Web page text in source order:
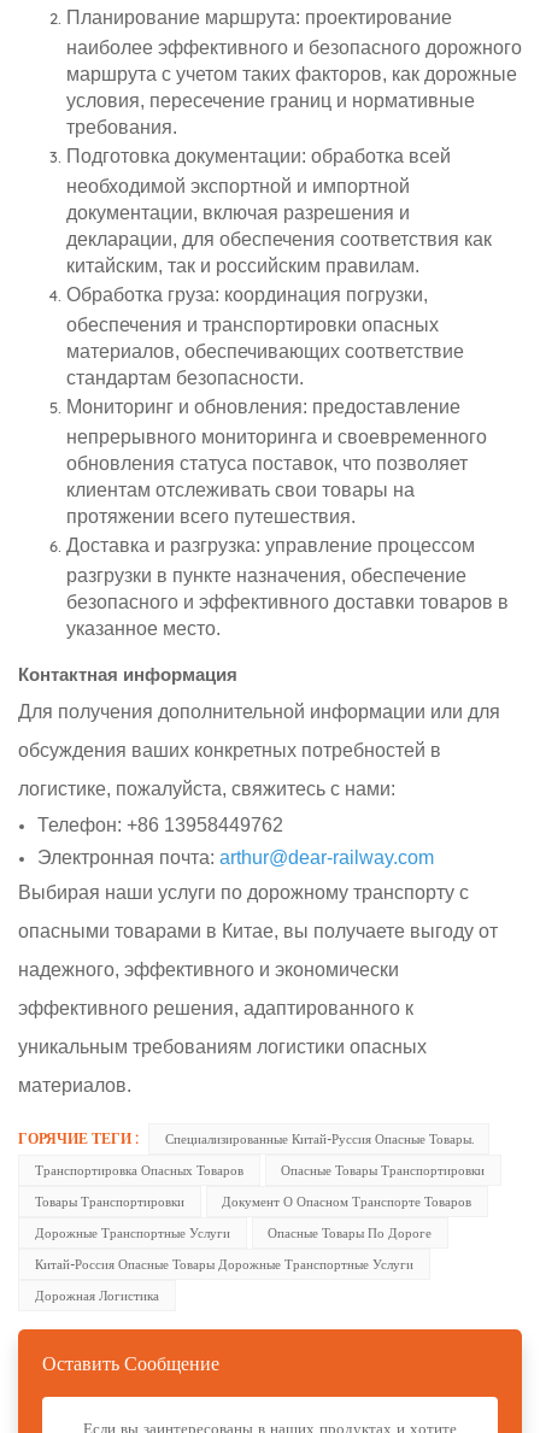
Планирование маршрута: проектирование
наиболее эффективного и безопасного дорожного
маршрута с учетом таких факторов, как дорожные
условия, пересечение границ и нормативные
требования.
Подготовка документации: обработка всей
необходимой экспортной и импортной
документации, включая разрешения и
декларации, для обеспечения соответствия как
китайским, так и российским правилам.
Обработка груза: координация погрузки,
обеспечения и транспортировки опасных
материалов, обеспечивающих соответствие
стандартам безопасности.
Мониторинг и обновления: предоставление
непрерывного мониторинга и своевременного
обновления статуса поставок, что позволяет
клиентам отслеживать свои товары на
протяжении всего путешествия.
Доставка и разгрузка: управление процессом
разгрузки в пункте назначения, обеспечение
безопасного и эффективного доставки товаров в
указанное место.
Контактная информация
Для получения дополнительной информации или для
обсуждения ваших конкретных потребностей в
логистике, пожалуйста, свяжитесь с нами:
Телефон: +86 13958449762
Электронная почта: arthur@dear-railway.com
Выбирая наши услуги по дорожному транспорту с
опасными товарами в Китае, вы получаете выгоду от
надежного, эффективного и экономически
эффективного решения, адаптированного к
уникальным требованиям логистики опасных
материалов.
ГОРЯЧИЕ ТЕГИ :
Специализированные Китай-Руссия Опасные Товары.
Транспортировка Опасных Товаров
Опасные Товары Транспортировки
Товары Транспортировки
Документ О Опасном Транспорте Товаров
Дорожные Транспортные Услуги
Опасные Товары По Дороге
Китай-Россия Опасные Товары Дорожные Транспортные Услуги
Дорожная Логистика
Оставить Сообщение
Если вы заинтересованы в наших продуктах и хотите